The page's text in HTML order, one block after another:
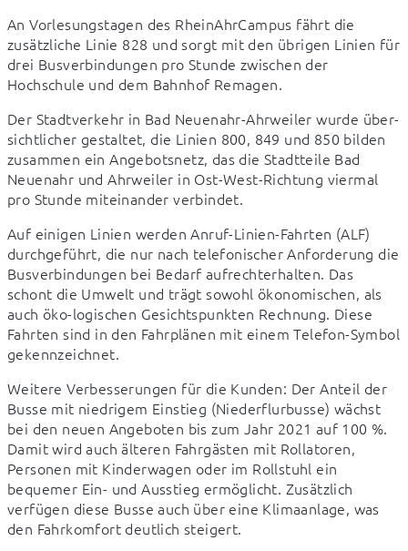
An Vorlesungstagen des RheinAhrCampus fährt die
zusätzliche Linie 828 und sorgt mit den übrigen Linien für
drei Busverbindungen pro Stunde zwischen der
Hochschule und dem Bahnhof Remagen.
Der Stadtverkehr in Bad Neuenahr-Ahrweiler wurde über-
sichtlicher gestaltet, die Linien 800, 849 und 850 bilden
zusammen ein Angebotsnetz, das die Stadtteile Bad
Neuenahr und Ahrweiler in Ost-West-Richtung viermal
pro Stunde miteinander verbindet.
Auf einigen Linien werden Anruf-Linien-Fahrten (ALF)
durchgeführt, die nur nach telefonischer Anforderung die
Busverbindungen bei Bedarf aufrechterhalten. Das
schont die Umwelt und trägt sowohl ökonomischen, als
auch öko-logischen Gesichtspunkten Rechnung. Diese
Fahrten sind in den Fahrplänen mit einem Telefon-Symbol
gekennzeichnet.
Weitere Verbesserungen für die Kunden: Der Anteil der
Busse mit niedrigem Einstieg (Niederflurbusse) wächst
bei den neuen Angeboten bis zum Jahr 2021 auf 100 %.
Damit wird auch älteren Fahrgästen mit Rollatoren,
Personen mit Kinderwagen oder im Rollstuhl ein
bequemer Ein- und Ausstieg ermöglicht. Zusätzlich
verfügen diese Busse auch über eine Klimaanlage, was
den Fahrkomfort deutlich steigert.